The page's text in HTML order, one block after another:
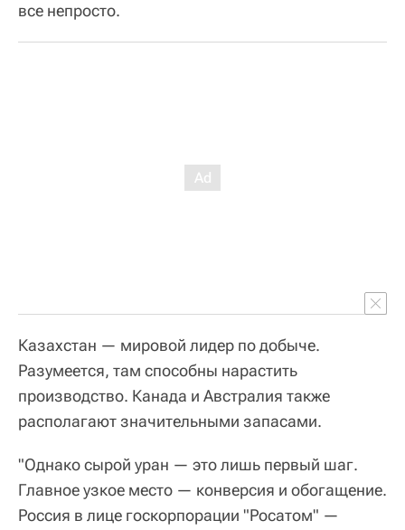
все непросто.
Казахстан — мировой лидер по добыче.
Разумеется, там способны нарастить
производство. Канада и Австралия также
располагают значительными запасами.
"Однако сырой уран — это лишь первый шаг.
Главное узкое место — конверсия и обогащение.
Россия в лице госкорпорации "Росатом" —